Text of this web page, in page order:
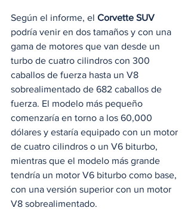
Según el informe, el Corvette SUV
podría venir en dos tamaños y con una
gama de motores que van desde un
turbo de cuatro cilindros con 300
caballos de fuerza hasta un V8
sobrealimentado de 682 caballos de
fuerza. El modelo más pequeño
comenzaría en torno a los 60,000
dólares y estaría equipado con un motor
de cuatro cilindros o un V6 biturbo,
mientras que el modelo más grande
tendría un motor V6 biturbo como base,
con una versión superior con un motor
V8 sobrealimentado.